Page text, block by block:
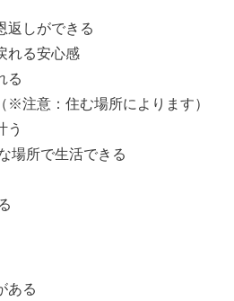
返しができる
れる安心感
る
※注意：住む場所によります）
う
場所で生活できる
ある